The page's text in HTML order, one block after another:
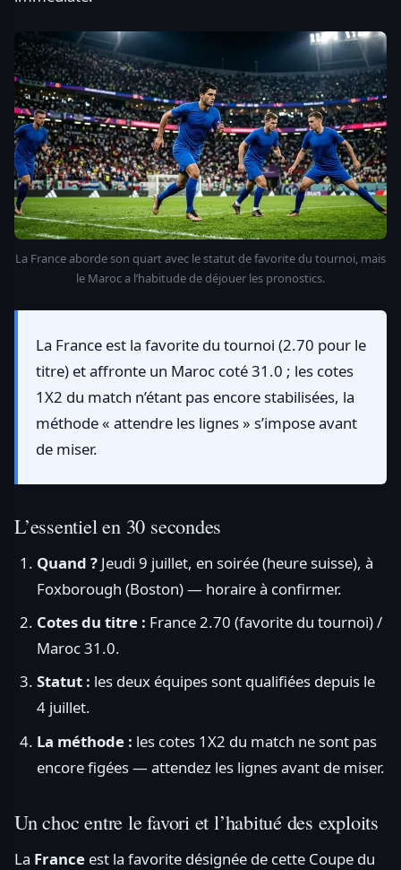
La France aborde son quart avec le statut de favorite du tournoi, mais
le Maroc a l’habitude de déjouer les pronostics.
La France est la favorite du tournoi (2.70 pour le
titre) et affronte un Maroc coté 31.0 ; les cotes
1X2 du match n’étant pas encore stabilisées, la
méthode « attendre les lignes » s’impose avant
de miser.
L’essentiel en 30 secondes
Quand ? Jeudi 9 juillet, en soirée (heure suisse), à
Foxborough (Boston) — horaire à confirmer.
Cotes du titre : France 2.70 (favorite du tournoi) /
Maroc 31.0.
Statut : les deux équipes sont qualifiées depuis le
4 juillet.
La méthode : les cotes 1X2 du match ne sont pas
encore figées — attendez les lignes avant de miser.
Un choc entre le favori et l’habitué des exploits
La France est la favorite désignée de cette Coupe du